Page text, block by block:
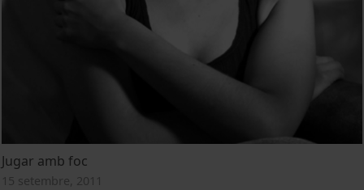
Jugar amb foc
15 setembre, 2011